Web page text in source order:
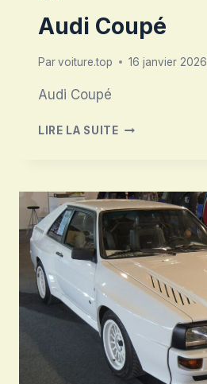
Audi Coupé
Parvoiture.top 16 janvier 2026
Audi Coupé
LIRE LA SUITEAUDI